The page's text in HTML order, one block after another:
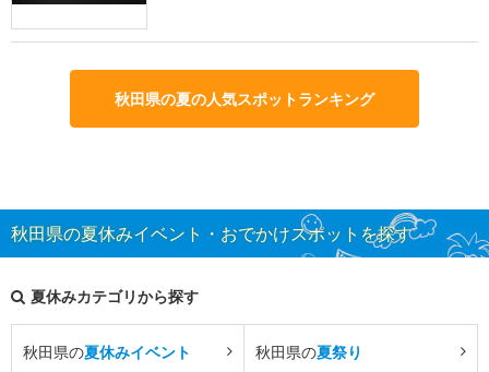
秋田県の夏の人気スポットランキング
秋田県の夏休みイベント・おでかけスポットを探す
夏休みカテゴリから探す
秋田県の夏休みイベント 秋田県の夏祭り